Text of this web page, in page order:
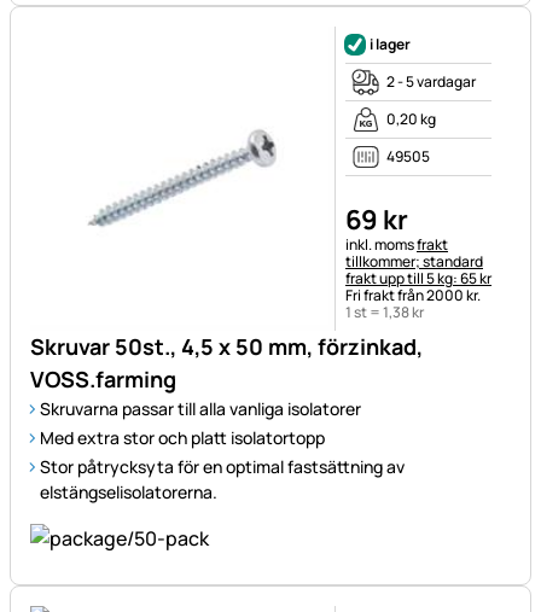
Skruvar 50st., 4,5 x 50 mm, förzinkad,
VOSS.farming
Skruvarna passar till alla vanliga isolatorer
Med extra stor och platt isolatortopp
Stor påtrycksyta för en optimal fastsättning av
elstängselisolatorerna.
i lager
2 - 5 vardagar
0,20 kg
49505
69 kr
Skatteinformation:
inkl. momsfrakt
tillkommer; standard
frakt upp till 5 kg: 65 kr
Fri frakt från 2000 kr.
1 st =1,38kr